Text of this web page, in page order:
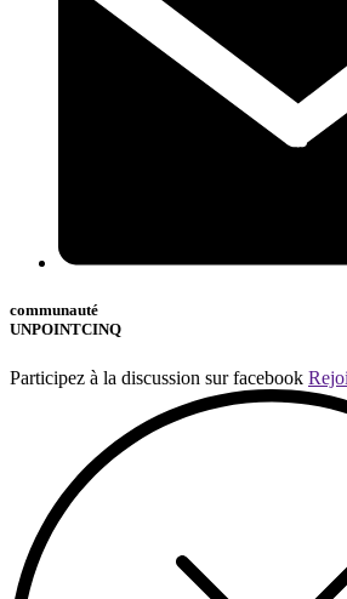
communauté
UNPOINTCINQ
Participez à la discussion sur facebook